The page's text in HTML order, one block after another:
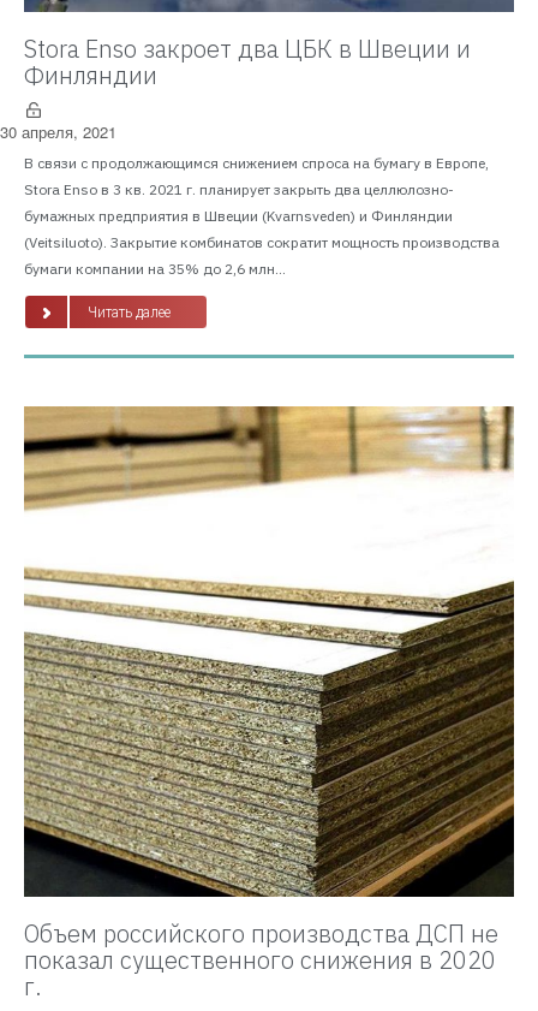
Stora Enso закроет два ЦБК в Швеции и
Финляндии
30 апреля, 2021
В связи с продолжающимся снижением спроса на бумагу в Европе,
Stora Enso в 3 кв. 2021 г. планирует закрыть два целлюлозно-
бумажных предприятия в Швеции (Kvarnsveden) и Финляндии
(Veitsiluoto). Закрытие комбинатов сократит мощность производства
бумаги компании на 35% до 2,6 млн...
Читать далее
Объем российского производства ДСП не
показал существенного снижения в 2020
г.